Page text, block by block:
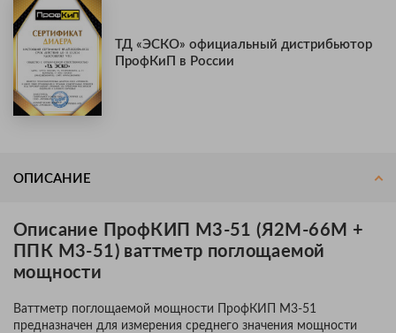
ТД «ЭСКО» официальный дистрибьютор
ПрофКиП в России
ОПИСАНИЕ
Описание ПрофКИП М3-51 (Я2М-66М +
ППК М3-51) ваттметр поглощаемой
мощности
Ваттметр поглощаемой мощности ПрофКИП М3-51
предназначен для измерения среднего значения мощности